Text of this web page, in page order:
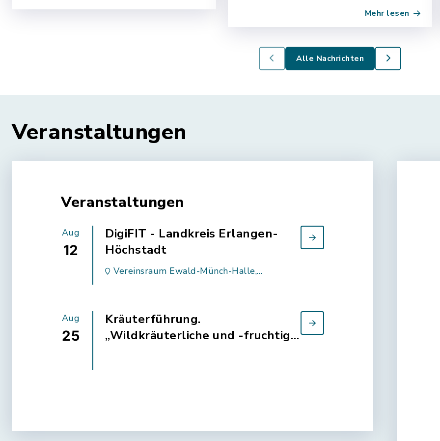
eingezeichneten Bereich (rot)
Mehr lesen
Alle Nachrichten
Veranstaltungen
Veranstaltungen
Aug
12
DigiFIT - Landkreis Erlangen-
Höchstadt
Aug
25
Kräuterführung.
„Wildkräuterliche und -fruchtige